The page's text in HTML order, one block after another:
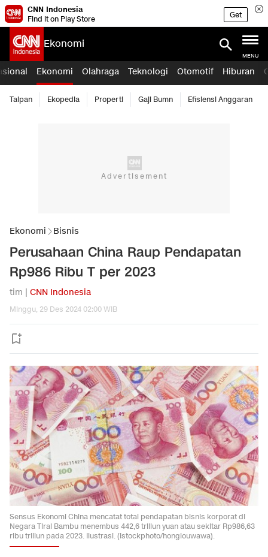
CNN Indonesia
Find it on Play Store
Get
Ekonomi
MENU
Ekonomi Olahraga Teknologi Otomotif Hiburan
Taipan Ekopedia Properti Gaji Bumn Efisiensi Anggaran
Ekonomi Bisnis
Perusahaan China Raup Pendapatan
Rp986 Ribu T per 2023
tim | CNN Indonesia
Minggu, 29 Des 2024 02:00 WIB
Sensus Ekonomi China mencatat total pendapatan bisnis korporat di
Negara Tirai Bambu menembus 442,6 triliun yuan atau sekitar Rp986,63
ribu triliun pada 2023. Ilustrasi. (Istockphoto/honglouwawa).